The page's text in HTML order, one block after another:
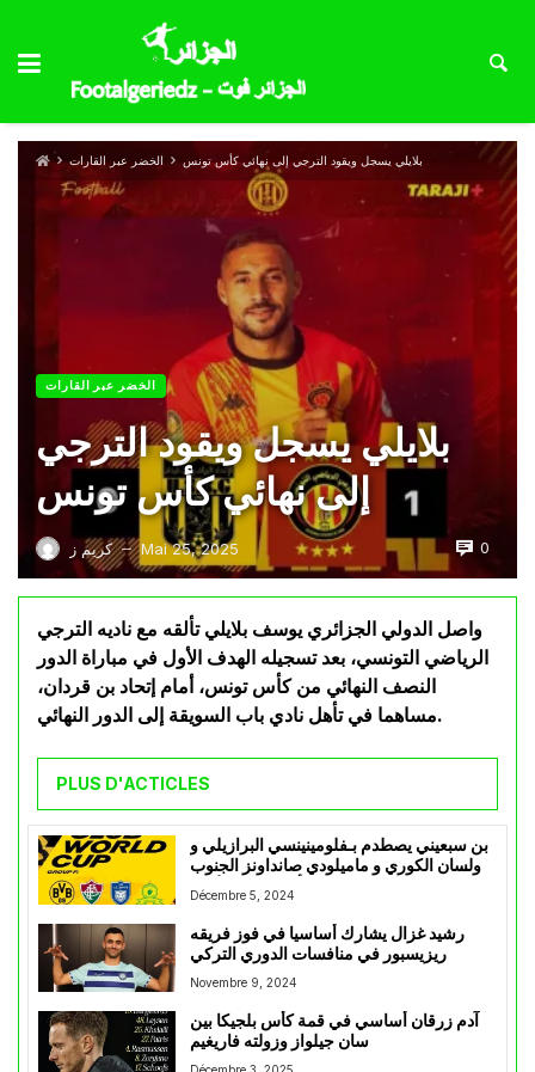
الخضر عبر القارات بلايلي يسجل ويقود الترجي إلى نهائي كأس تونس
الخضر عبر القارات
بلايلي يسجل ويقود الترجي
إلى نهائي كأس تونس
كريم ز — Mai 25, 2025 0
واصل الدولي الجزائري يوسف بلايلي تألقه مع ناديه الترجي
الرياضي التونسي، بعد تسجيله الهدف الأول في مباراة الدور
النصف النهائي من كأس تونس، أمام إتحاد بن قردان،
مساهما في تأهل نادي باب السويقة إلى الدور النهائي.
PLUS D'ACTICLES
بن سبعيني يصطدم بـفلومينينسي البرازيلي و
أولسان الكوري و ماميلودي صانداونز الجنوب
إفريقي في كأس العالم للأندية
Décembre 5, 2024
رشيد غزال يشارك أساسيا في فوز فريقه
ريزيسبور في منافسات الدوري التركي
Novembre 9, 2024
آدم زرقان أساسي في قمة كأس بلجيكا بين
سان جيلواز وزولته فاريغيم